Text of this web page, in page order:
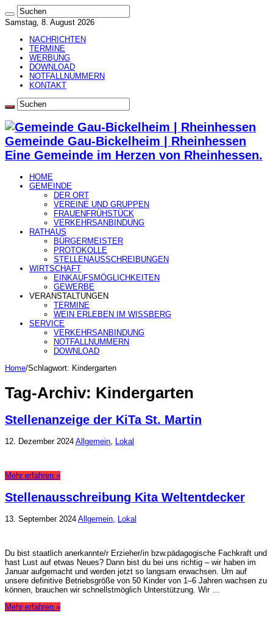
Samstag, 8. August 2026
NACHRICHTEN
TERMINE
WERBUNG
DOWNLOAD
NOTFALLNUMMERN
KONTAKT
Gemeinde Gau-Bickelheim | Rheinhessen
Eine Gemeinde im Herzen von Rheinhessen.
HOME
GEMEINDE
DER ORT
VEREINE UND GRUPPEN
FRAUENFRÜHSTÜCK
VERKEHRSANBINDUNG
RATHAUS
BÜRGERMEISTER
PROTOKOLLE
STELLENAUSSCHREIBUNGEN
WIRTSCHAFT
EINKAUFSMÖGLICHKEITEN
GEWERBE
VERANSTALTUNGEN
TERMINE
WEIN ERLEBEN IM WISSBERG
SERVICE
VERKEHRSANBINDUNG
NOTFALLNUMMERN
DOWNLOAD
Home/Schlagwort: Kindergarten
Tag-Archiv: Kindergarten
Stellenanzeige der KiTa St. Martin
12. Dezember 2024 Allgemein, Lokal
Mehr erfahren »
Stellenausschreibung Kita Weltentdecker
13. September 2024 Allgemein Lokal
Du bist staatlich anerkannte/r Erzieher/in bzw.pädagogische Fachkraft und
hast Lust auf etwas Neues? Dann bist du bei uns richtig – wir haben im
Januar aufgemacht und werden jetzt so langsam erwachsen. Um auf
unsere definitive Betriebsgröße von 50 Kinder von 1–6 Jahren wachsen zu
können, brauchen wir schnellstmöglich Unterstützung. Wir …
Mehr erfahren »